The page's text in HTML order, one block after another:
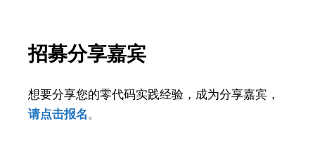
招募分享嘉宾
想要分享您的零代码实践经验，成为分享嘉宾，
请点击报名 。